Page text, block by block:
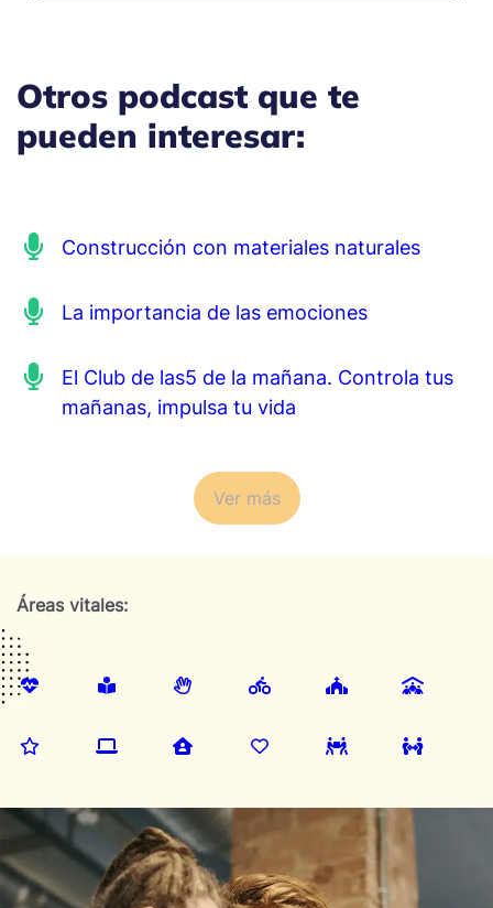
Otros podcast que te
pueden interesar:
Construcción con materiales naturales
La importancia de las emociones
El Club de las5 de la mañana. Controla tus
mañanas, impulsa tu vida
Ver más
Áreas vitales: